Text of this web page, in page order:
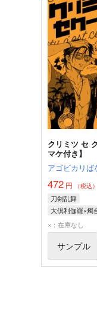
クリミツ セ
マケ付き】
アゴビカリば
472 円 （税込）
刀剣乱舞
大倶利伽羅×燭
大倶利伽羅
×：在庫なし
サンプル